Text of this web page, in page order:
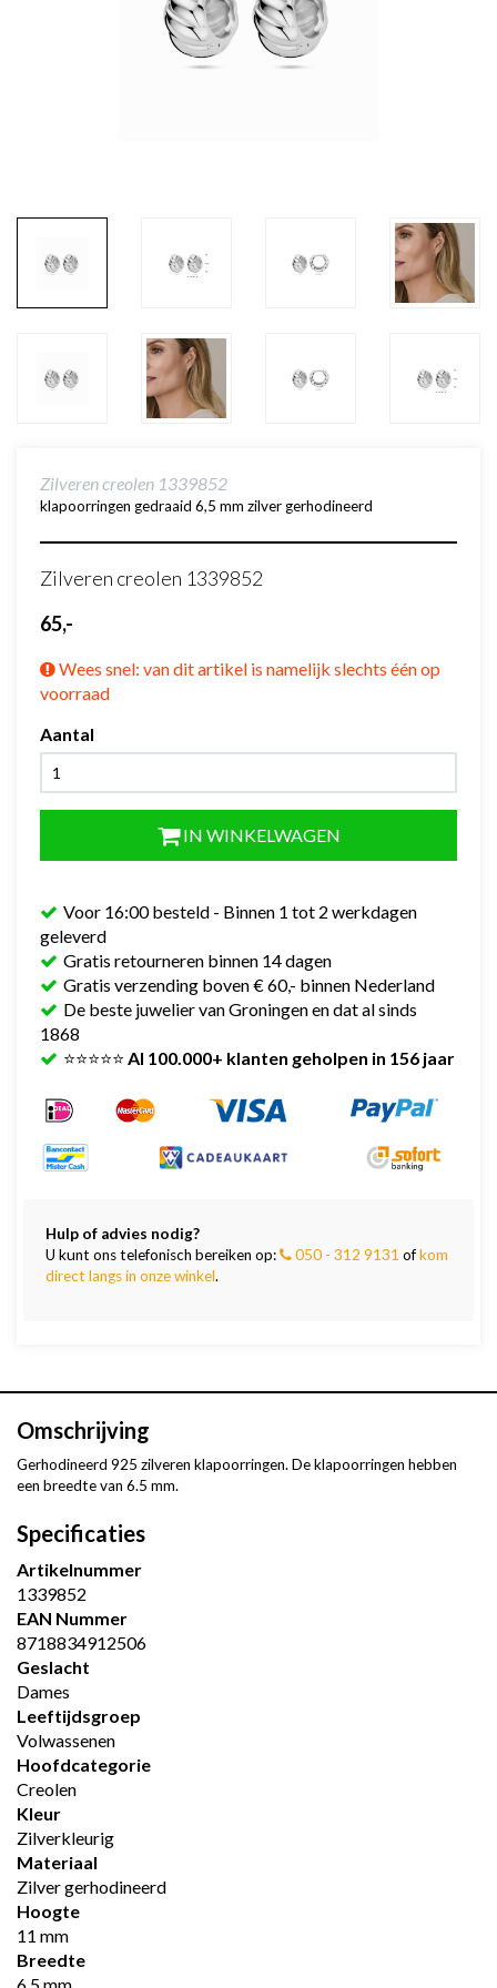
Zilveren creolen 1339852
klapoorringen gedraaid 6,5 mm zilver gerhodineerd
Zilveren creolen 1339852
65,-
Wees snel: van dit artikel is namelijk slechts één op
voorraad
Aantal
IN WINKELWAGEN
Voor 16:00 besteld - Binnen 1 tot 2 werkdagen
geleverd
Gratis retourneren binnen 14 dagen
Gratis verzending boven € 60,- binnen Nederland
De beste juwelier van Groningen en dat al sinds
1868
⭐⭐⭐⭐⭐ Al 100.000+ klanten geholpen in 156 jaar
Hulp of advies nodig?
U kunt ons telefonisch bereiken op:
050 - 312 9131 ofkom
direct langs in onze winkel.
Omschrijving
Gerhodineerd 925 zilveren klapoorringen. De klapoorringen hebben
een breedte van 6.5 mm.
Specificaties
Artikelnummer
1339852
EAN Nummer
8718834912506
Geslacht
Dames
Leeftijdsgroep
Volwassenen
Hoofdcategorie
Creolen
Kleur
Zilverkleurig
Materiaal
Zilver gerhodineerd
Hoogte
11 mm
Breedte